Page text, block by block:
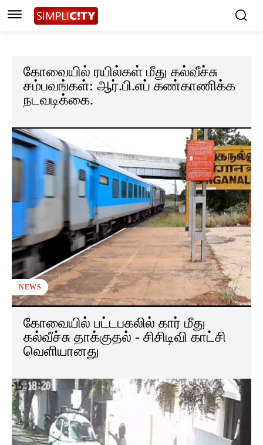
கோவையில் ரயில்கள் மீது கல்வீச்சு
சம்பவங்கள்: ஆர்.பி.எப் கண்காணிக்க
நடவடிக்கை.
NEWS
கோவையில் பட்டபகலில் கார் மீது
கல்வீச்சு தாக்குதல் - சிசிடிவி காட்சி
வெளியானது